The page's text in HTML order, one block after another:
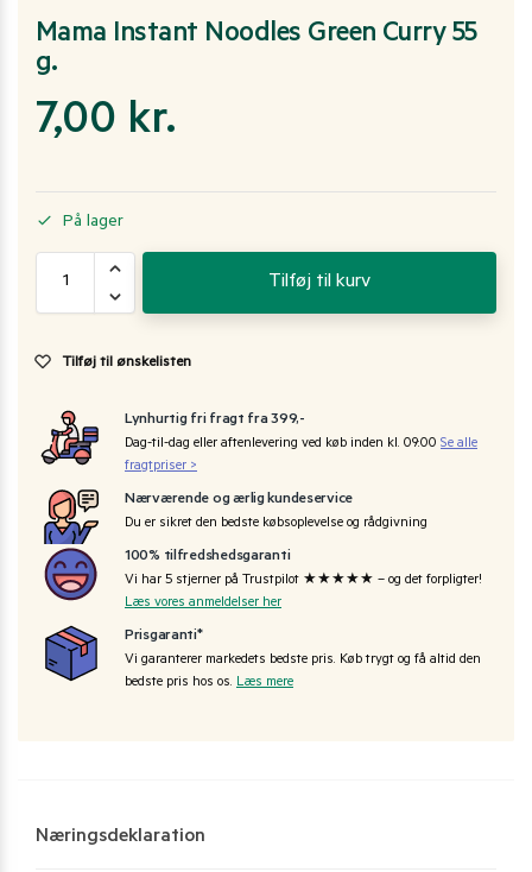
Mama Instant Noodles Green Curry 55
g.
7,00 kr.
På lager
Tilføj til kurv
Tilføj til ønskelisten
Lynhurtig fri fragt fra 399,-
Dag-til-dag eller aftenlevering ved køb inden kl. 09:00 Se alle
fragtpriser >
Nærværende og ærlig kundeservice
Du er sikret den bedste købsoplevelse og rådgivning
100% tilfredshedsgaranti
Vi har 5 stjerner på Trustpilot ★★★★★ – og det forpligter!
Læs vores anmeldelser her
Prisgaranti*
Vi garanterer markedets bedste pris. Køb trygt og få altid den
bedste pris hos os. Læs mere
Næringsdeklaration